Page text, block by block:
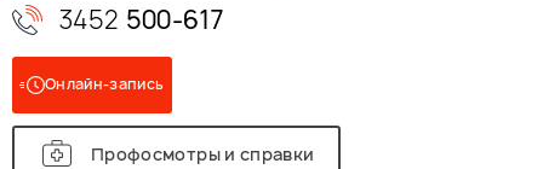
3452 500-617
Онлайн-запись
Профосмотры и справки